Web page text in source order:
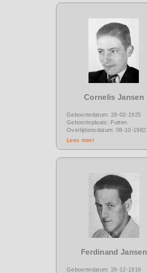
Cornelis Jansen
Geboortedatum: 28-02-1925
Geboorteplaats: Putten
Overlijdensdatum: 08-10-1982
Lees meer
Ferdinand Jansen
Geboortedatum: 26-12-1916